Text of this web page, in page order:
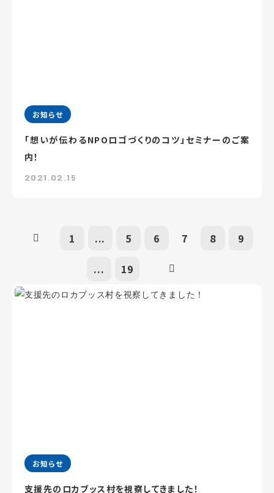
お知らせ
「想いが伝わるNPOロゴづくりのコツ」セミナーのご案
内！
2021.02.15
1 ... 5 6 7 8 9
... 19
お知らせ
支援先のロカブッス村を視察してきました！